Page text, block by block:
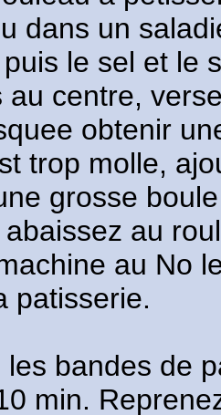
dans un
le sel et le
au centre,
obtenir
trop molle,
grosse
au
au No
patisserie.
les bandes de
min.